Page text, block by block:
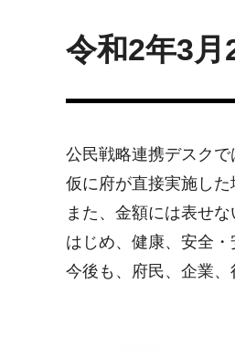
令和2年3
公民戦略連携デスクで
仮に府が直接実施し
また、金額には表せ
はじめ、健康、安全
今後も、府民、企業